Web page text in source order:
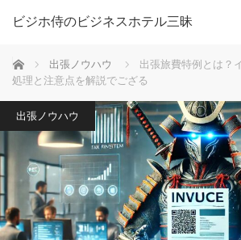
ビジホ侍のビジネスホテル三昧
ホーム 出張ノウハウ
出張旅費特例とは？
処理と注意点を解説でござる
出張ノウハウ